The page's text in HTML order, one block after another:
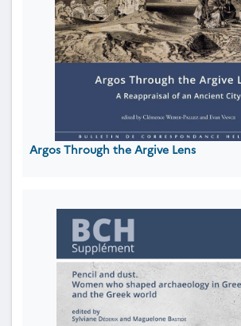
Argos Through the Argive Lens